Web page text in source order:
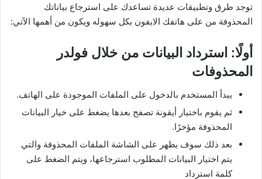
توجد طرق وتطبيقات عديدة تساعدك على استرجاع بياناتك
المحذوفة من على هاتفك الايفون بكل سهوله ويكون من أهمها الآتي:
أولًا: استرداد البيانات من خلال فولدر
المحذوفات
يبدأ المستخدم بالدخول على الملفات الموجودة على الهاتف.
ثم يقوم باختيار أيقونة تصفح بعدها يضغط على خيار البيانات
المحذوفة مؤخرًا.
بعد ذلك سوف يظهر على الشاشة الملفات المحذوفة والتي
يتم اختيار البيانات المطلوب استرجاعها، ويتم الضغط على
كلمة استرداد